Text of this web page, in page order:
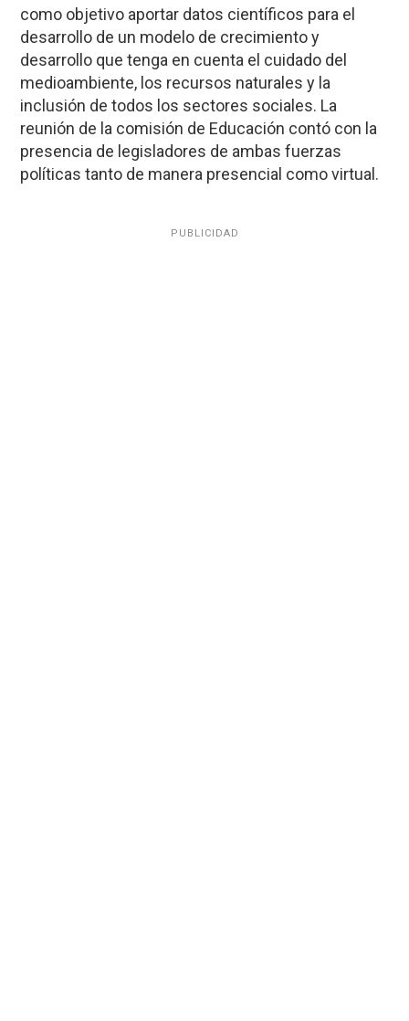
como objetivo aportar datos científicos para el
desarrollo de un modelo de crecimiento y
desarrollo que tenga en cuenta el cuidado del
medioambiente, los recursos naturales y la
inclusión de todos los sectores sociales. La
reunión de la comisión de Educación contó con la
presencia de legisladores de ambas fuerzas
políticas tanto de manera presencial como virtual.
PUBLICIDAD